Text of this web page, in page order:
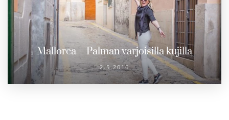
Mallorca – Palman varjoisilla kujilla
2.5.2016